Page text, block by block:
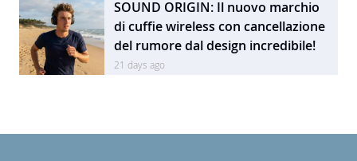
SOUND ORIGIN: Il nuovo marchio
di cuffie wireless con cancellazione
del rumore dal design incredibile!
21 days ago